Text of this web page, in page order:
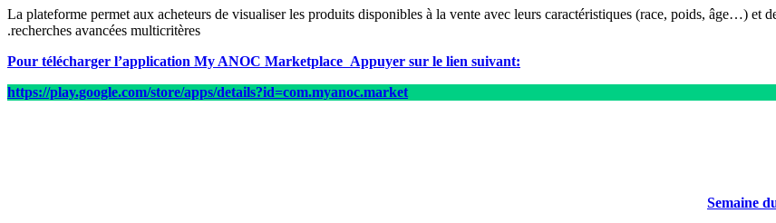
La plateforme permet aux acheteurs de visualiser les produits disponibles à la vente avec leurs caractéristiques (race, poids, âge…) et
recherches avancées multicritères.
:Pour télécharger l’application My ANOC Marketplace Appuyer sur le lien suivant
https://play.google.com/store/apps/details?id=com.myanoc.market
Semaine